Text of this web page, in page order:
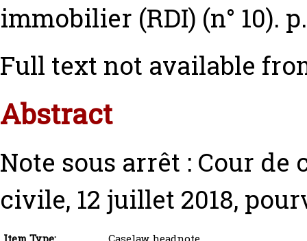
immobilier (RDI) (n° 10).
Full text not available
Abstract
Note sous arrêt : Cour
civile, 12 juillet 2018,